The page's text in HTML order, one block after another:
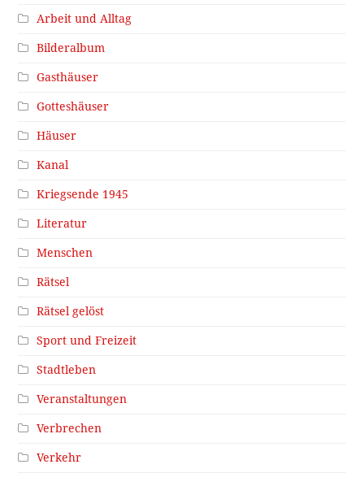
Arbeit und Alltag
Bilderalbum
Gasthäuser
Gotteshäuser
Häuser
Kanal
Kriegsende 1945
Literatur
Menschen
Rätsel
Rätsel gelöst
Sport und Freizeit
Stadtleben
Veranstaltungen
Verbrechen
Verkehr